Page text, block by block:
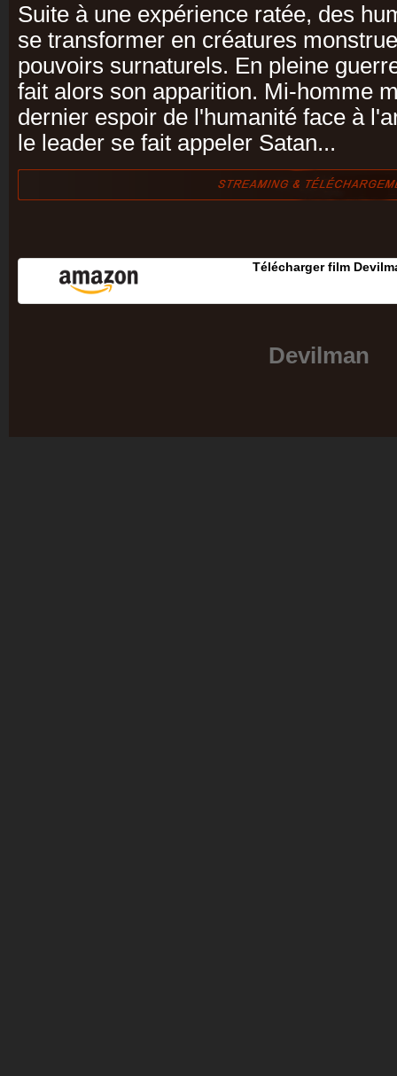
Suite à une expérience ratée, des
se transformer en créatures
pouvoirs surnaturels. En pleine
fait alors son apparition. Mi-homme
dernier espoir de l'humanité face à
le leader se fait appeler Satan...
Télécharger film
Devilman